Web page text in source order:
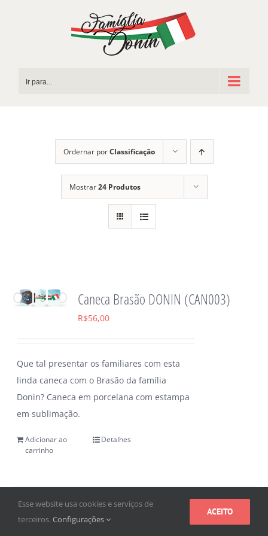
Ir para...
Ordernar porClassificação
Mostrar24 Produtos
Caneca Brasão DONIN (CAN003)
R$56,00
Que tal presentar os familiares com esta
linda caneca com o Brasão da família
Donin? Caneca em porcelana com estampa
em sublimação.
Adicionar ao
carrinho
Detalhes
Esse website usa cookies e serviços de
terceiros.Configurações
ACEITO